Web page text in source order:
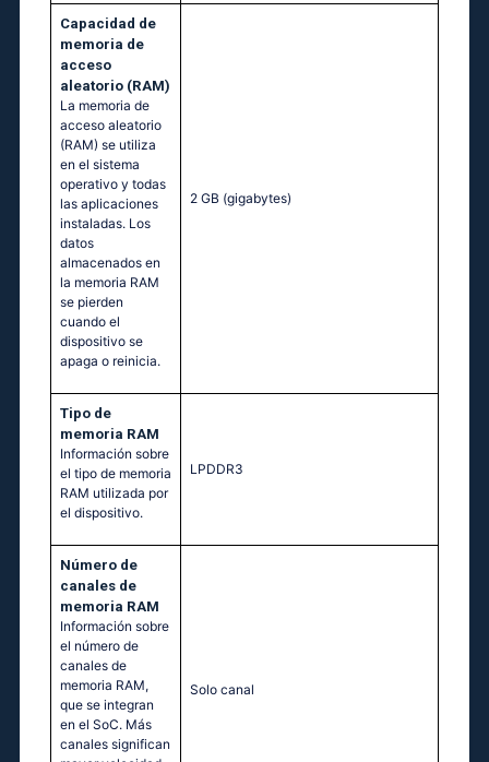
Capacidad de
memoria de
acceso
aleatorio (RAM)
La memoria de
acceso aleatorio
(RAM) se utiliza
en el sistema
operativo y todas
las aplicaciones
instaladas. Los
datos
almacenados en
la memoria RAM
se pierden
cuando el
dispositivo se
apaga o reinicia.
2 GB (gigabytes)
Tipo de
memoria RAM
Información sobre
el tipo de memoria
RAM utilizada por
el dispositivo.
LPDDR3
Número de
canales de
memoria RAM
Información sobre
el número de
canales de
memoria RAM,
que se integran
en el SoC. Más
canales significan
Solo canal